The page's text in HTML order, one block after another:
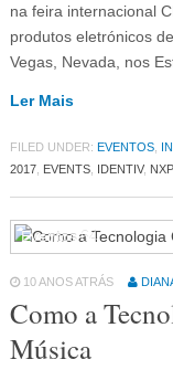
na feira internacional
produtos eletrónicos
Vegas, Nevada, nos
Ler Mais
FILED UNDER: EVENTOS,
2017, EVENTS, IDENTIV, NXP,
Eventos 64
10 ANOS ATRÁS
Como a
Música